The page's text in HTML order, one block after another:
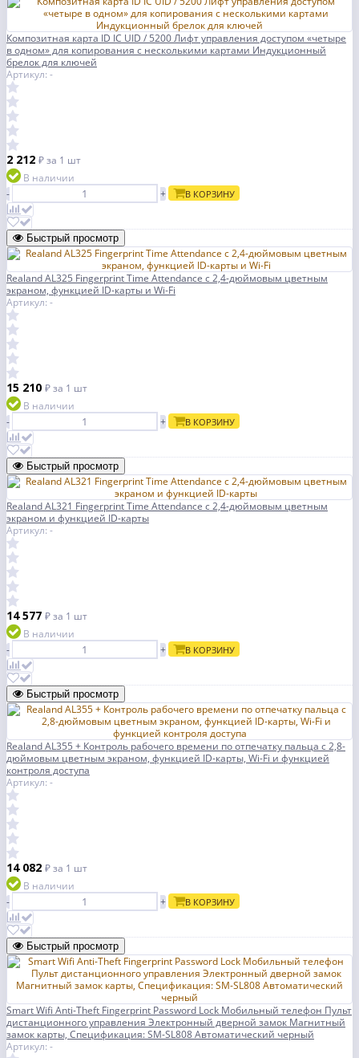
Композитная карта ID IC UID / 5200 Лифт управления доступом «четыре
в одном» для копирования с несколькими картами Индукционный
брелок для ключей
Артикул: -
2 212 ₽за 1 шт
В наличии
-
+ В КОРЗИНУ
Быстрый просмотр
Realand AL325 Fingerprint Time Attendance с 2,4-дюймовым цветным
экраном, функцией ID-карты и Wi-Fi
Артикул: -
15 210 ₽за 1 шт
В наличии
-
+ В КОРЗИНУ
Быстрый просмотр
Realand AL321 Fingerprint Time Attendance с 2,4-дюймовым цветным
экраном и функцией ID-карты
Артикул: -
14 577 ₽за 1 шт
В наличии
-
+ В КОРЗИНУ
Быстрый просмотр
Realand AL355 + Контроль рабочего времени по отпечатку пальца с 2,8-
дюймовым цветным экраном, функцией ID-карты, Wi-Fi и функцией
контроля доступа
Артикул: -
14 082 ₽за 1 шт
В наличии
-
+ В КОРЗИНУ
Быстрый просмотр
Smart Wifi Anti-Theft Fingerprint Password Lock Мобильный телефон Пульт
дистанционного управления Электронный дверной замок Магнитный
замок карты, Спецификация: SM-SL808 Автоматический черный
Артикул: -